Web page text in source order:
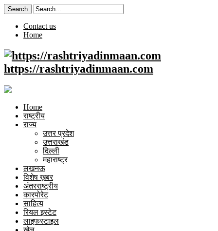
Contact us
Home
https://rashtriyadinmaan.com
Home
राष्ट्रीय
राज्य
उत्तर प्रदेश
उत्तराखंड
दिल्ली
महाराष्ट्र
लखनऊ
विशेष ख़बर
अंतरराष्ट्रीय
कारपोरेट
साहित्य
रियल इस्टेट
लाइफस्टाइल